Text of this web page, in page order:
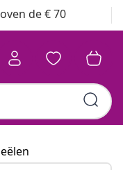
de € 70